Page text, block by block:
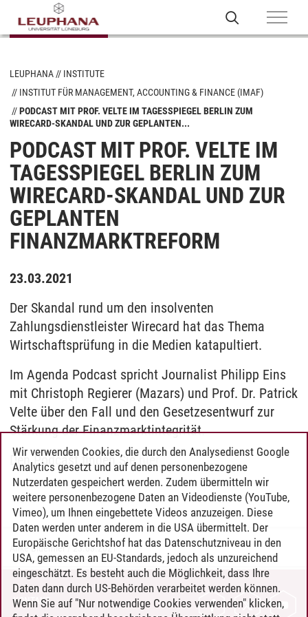
LEUPHANA
INSTITUTE
INSTITUT FÜR MANAGEMENT, ACCOUNTING & FINANCE (IMAF)
PODCAST MIT PROF. VELTE IM TAGESSPIEGEL BERLIN ZUM
WIRECARD-SKANDAL UND ZUR GEPLANTEN...
PODCAST MIT PROF. VELTE IM
TAGESSPIEGEL BERLIN ZUM
WIRECARD-SKANDAL UND ZUR
GEPLANTEN
FINANZMARKTREFORM
23.03.2021
Der Skandal rund um den insolventen
Zahlungsdienstleister Wirecard hat das Thema
Wirtschaftsprüfung in die Medien katapultiert.
Im Agenda Podcast spricht Journalist Philipp Eins
mit Christoph Regierer (Mazars) und Prof. Dr. Patrick
Velte über den Fall und den Gesetzesentwurf zur
Stärkung der Finanzmarktintegrität.
Den Podcast finden Sie hier
Anke Bluemler/23.03.2021
KONTAKT
Wir verwenden Cookies, die durch den Analysedienst Google
Analytics gesetzt und auf denen personenbezogene
Nutzerdaten gespeichert werden. Zudem übermitteln wir
weitere personenbezogene Daten an Videodienste (YouTube,
Vimeo), um Ihnen eingebettete Videos anzuzeigen. Diese
Daten werden unter anderem in die USA übermittelt. Der
Europäische Gerichtshof hat das Datenschutzniveau in den
USA, gemessen an EU-Standards, jedoch als unzureichend
eingeschätzt. Es besteht auch die Möglichkeit, dass Ihre
Daten dann durch US-Behörden verarbeitet werden können.
Wenn Sie auf "Nur notwendige Cookies verwenden" klicken,